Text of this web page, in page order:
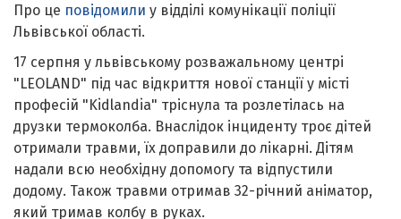
Про це повідомили у відділі комунікації поліції
Львівської області.
17 серпня у львівському розважальному центрі
"LEOLAND" під час відкриття нової станції у місті
професій "Kidlandia" тріснула та розлетілась на
друзки термоколба. Внаслідок інциденту троє дітей
отримали травми, їх доправили до лікарні. Дітям
надали всю необхідну допомогу та відпустили
додому. Також травми отримав 32-річний аніматор,
який тримав колбу в руках.